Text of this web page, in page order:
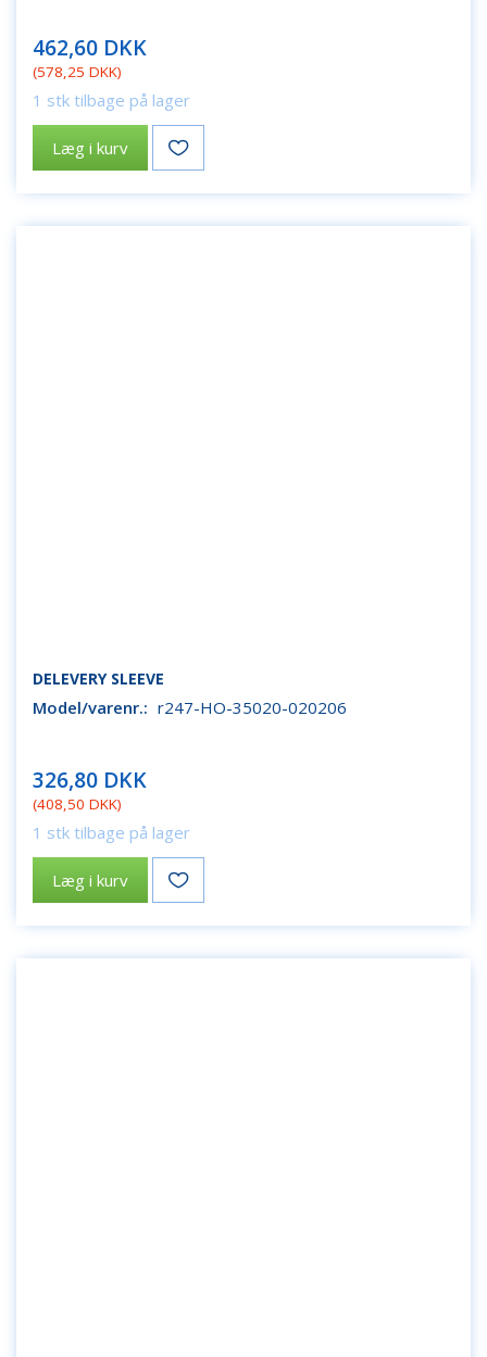
462,60 DKK
(578,25 DKK)
1 stk tilbage på lager
Læg i kurv
DELEVERY SLEEVE
Model/varenr.: r247-HO-35020-020206
326,80 DKK
(408,50 DKK)
1 stk tilbage på lager
Læg i kurv